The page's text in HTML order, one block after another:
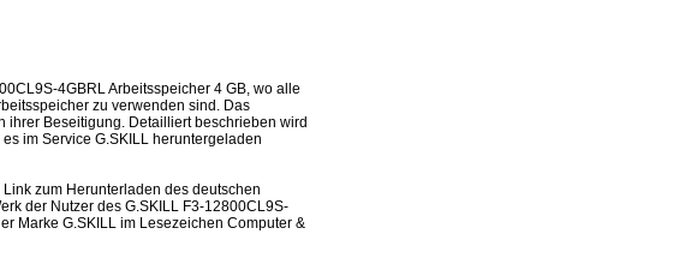
4GBRL Arbeitsspeicher 4 GB, wo alle
zu verwenden sind. Das
ihrer Beseitigung. Detailliert beschrieben wird
im Service G.SKILL heruntergeladen
zum Herunterladen des deutschen
der Nutzer des G.SKILL F3-12800CL9S-
Marke G.SKILL im Lesezeichen Computer &